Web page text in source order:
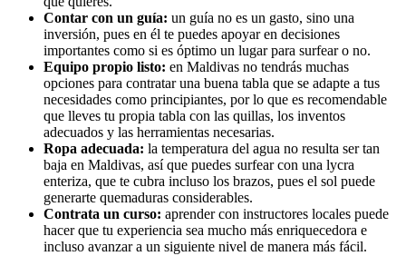
Contar con un guía: un guía no es un gasto, sino una
inversión, pues en él te puedes apoyar en decisiones
importantes como si es óptimo un lugar para surfear o no.
Equipo propio listo: en Maldivas no tendrás muchas
opciones para contratar una buena tabla que se adapte a tus
necesidades como principiantes, por lo que es recomendable
que lleves tu propia tabla con las quillas, los inventos
adecuados y las herramientas necesarias.
Ropa adecuada: la temperatura del agua no resulta ser tan
baja en Maldivas, así que puedes surfear con una lycra
enteriza, que te cubra incluso los brazos, pues el sol puede
generarte quemaduras considerables.
Contrata un curso: aprender con instructores locales puede
hacer que tu experiencia sea mucho más enriquecedora e
incluso avanzar a un siguiente nivel de manera más fácil.